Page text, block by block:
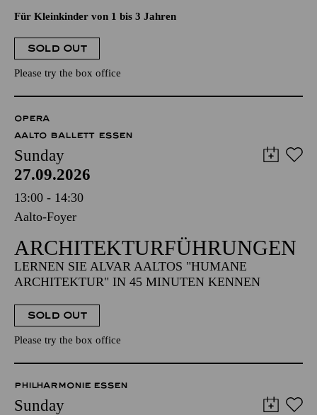
Für Kleinkinder von 1 bis 3 Jahren
SOLD OUT
Please try the box office
OPERA
AALTO BALLETT ESSEN
Sunday
27.09.2026
13:00 - 14:30
Aalto-Foyer
ARCHITEKTUR­FÜHRUNGEN
LERNEN SIE ALVAR AALTOS "HUMANE
ARCHITEKTUR" IN 45 MINUTEN KENNEN
SOLD OUT
Please try the box office
PHILHARMONIE ESSEN
Sunday